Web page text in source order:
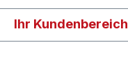
Ihr Kundenbereich